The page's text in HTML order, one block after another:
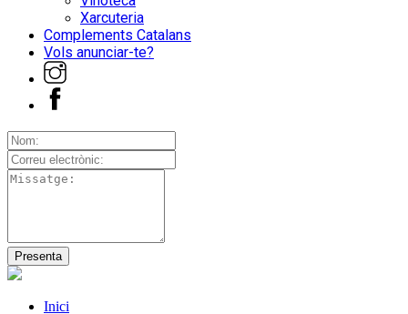
Xarcuteria
Complements Catalans
Vols anunciar-te?
Inici